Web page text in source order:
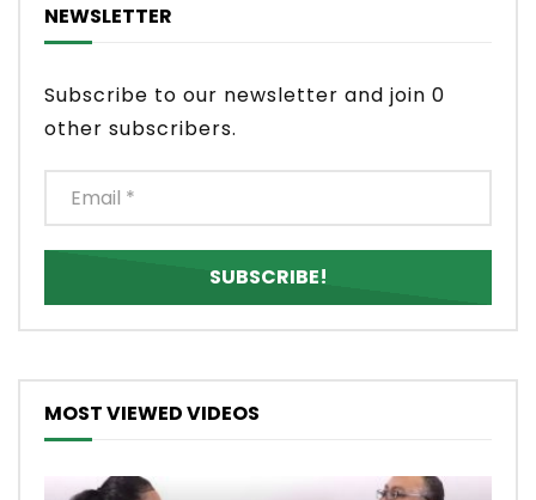
NEWSLETTER
Subscribe to our newsletter and join 0
other subscribers.
MOST VIEWED VIDEOS